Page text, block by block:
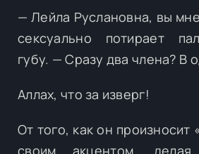
— Лейла Руслановна, вы
сексуально потирает
губу. — Сразу два члена? В
Аллах, что за изверг!
От того, как он произносит
своим акцентом,